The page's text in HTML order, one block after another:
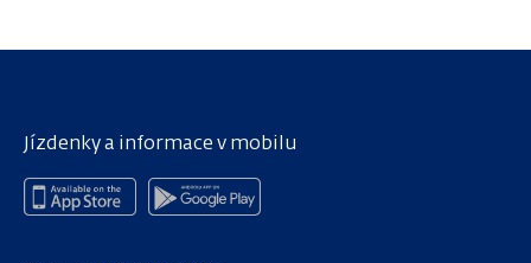
Jízdenky a informace v mobilu